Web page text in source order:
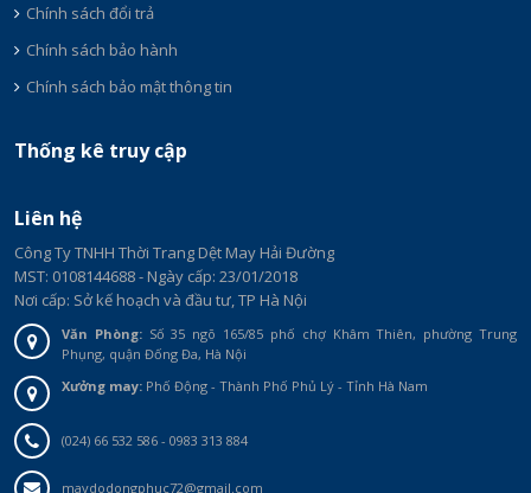
Chính sách đổi trả
Chính sách bảo hành
Chính sách bảo mật thông tin
Thống kê truy cập
Liên hệ
Công Ty TNHH Thời Trang Dệt May Hải Đường
MST: 0108144688 - Ngày cấp: 23/01/2018
Nơi cấp: Sở kế hoạch và đầu tư, TP Hà Nội
Văn Phòng: Số 35 ngõ 165/85 phố chợ Khâm Thiên, phường Trung
Phụng, quận Đống Đa, Hà Nội
Xưởng may: Phố Động - Thành Phố Phủ Lý - Tỉnh Hà Nam
(024) 66 532 586 - 0983 313 884
maydodongphuc72@gmail.com